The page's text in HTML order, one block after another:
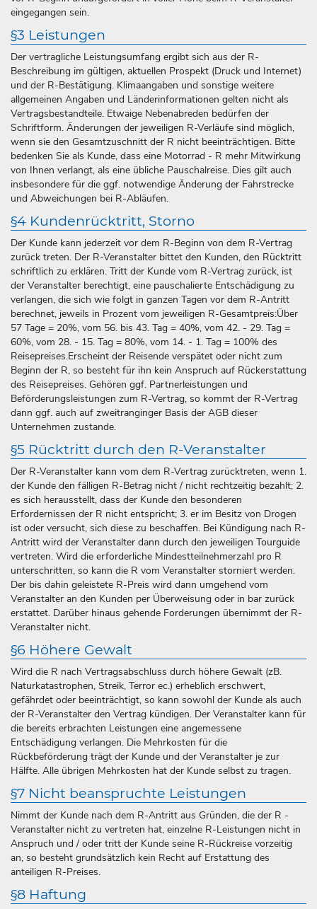
eingegangen sein.
§3 Leistungen
Der vertragliche Leistungsumfang ergibt sich aus der R-
Beschreibung im gültigen, aktuellen Prospekt (Druck und Internet)
und der R-Bestätigung. Klimaangaben und sonstige weitere
allgemeinen Angaben und Länderinformationen gelten nicht als
Vertragsbestandteile. Etwaige Nebenabreden bedürfen der
Schriftform. Änderungen der jeweiligen R-Verläufe sind möglich,
wenn sie den Gesamtzuschnitt der R nicht beeinträchtigen. Bitte
bedenken Sie als Kunde, dass eine Motorrad - R mehr Mitwirkung
von Ihnen verlangt, als eine übliche Pauschalreise. Dies gilt auch
insbesondere für die ggf. notwendige Änderung der Fahrstrecke
und Abweichungen bei R-Abläufen.
§4 Kundenrücktritt, Storno
Der Kunde kann jederzeit vor dem R-Beginn von dem R-Vertrag
zurück treten. Der R-Veranstalter bittet den Kunden, den Rücktritt
schriftlich zu erklären. Tritt der Kunde vom R-Vertrag zurück, ist
der Veranstalter berechtigt, eine pauschalierte Entschädigung zu
verlangen, die sich wie folgt in ganzen Tagen vor dem R-Antritt
berechnet, jeweils in Prozent vom jeweiligen R-Gesamtpreis:Über
57 Tage = 20%, vom 56. bis 43. Tag = 40%, vom 42. - 29. Tag =
60%, vom 28. - 15. Tag = 80%, vom 14. - 1. Tag = 100% des
Reisepreises.Erscheint der Reisende verspätet oder nicht zum
Beginn der R, so besteht für ihn kein Anspruch auf Rückerstattung
des Reisepreises. Gehören ggf. Partnerleistungen und
Beförderungsleistungen zum R-Vertrag, so kommt der R-Vertrag
dann ggf. auch auf zweitranginger Basis der AGB dieser
Unternehmen zustande.
§5 Rücktritt durch den R-Veranstalter
Der R-Veranstalter kann vom dem R-Vertrag zurücktreten, wenn 1.
der Kunde den fälligen R-Betrag nicht / nicht rechtzeitig bezahlt; 2.
es sich herausstellt, dass der Kunde den besonderen
Erfordernissen der R nicht entspricht; 3. er im Besitz von Drogen
ist oder versucht, sich diese zu beschaffen. Bei Kündigung nach R-
Antritt wird der Veranstalter dann durch den jeweiligen Tourguide
vertreten. Wird die erforderliche Mindestteilnehmerzahl pro R
unterschritten, so kann die R vom Veranstalter storniert werden.
Der bis dahin geleistete R-Preis wird dann umgehend vom
Veranstalter an den Kunden per Überweisung oder in bar zurück
erstattet. Darüber hinaus gehende Forderungen übernimmt der R-
Veranstalter nicht.
§6 Höhere Gewalt
Wird die R nach Vertragsabschluss durch höhere Gewalt (zB.
Naturkatastrophen, Streik, Terror ec.) erheblich erschwert,
gefährdet oder beeinträchtigt, so kann sowohl der Kunde als auch
der R-Veranstalter den Vertrag kündigen. Der Veranstalter kann für
die bereits erbrachten Leistungen eine angemessene
Entschädigung verlangen. Die Mehrkosten für die
Rückbeförderung trägt der Kunde und der Veranstalter je zur
Hälfte. Alle übrigen Mehrkosten hat der Kunde selbst zu tragen.
§7 Nicht beanspruchte Leistungen
Nimmt der Kunde nach dem R-Antritt aus Gründen, die der R -
Veranstalter nicht zu vertreten hat, einzelne R-Leistungen nicht in
Anspruch und / oder tritt der Kunde seine R-Rückreise vorzeitig
an, so besteht grundsätzlich kein Recht auf Erstattung des
anteiligen R-Preises.
§8 Haftung